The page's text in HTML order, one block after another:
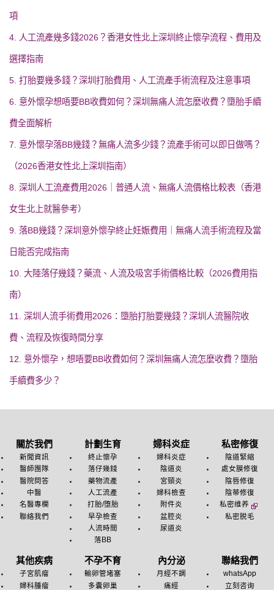
項
4. 人工流產幾多錢2026？香港女性北上深圳終止懷孕流程、費用及
選擇指南
5. 打胎要幾多錢？深圳打胎費用、人工流產手術流程及注意事項
6. 意外懷孕想唔要BB收費如何？深圳無痛人流怎麼收費？墮胎手續
費全面解析
7. 意外懷孕落BB幾錢？無痛人流多少錢？流產手術可以即日做嗎？
（2026香港女性北上深圳指南）
8. 深圳人工流產費用2026｜普通人流、無痛人流價格比較表（香港
女生北上就醫參考）
9. 落BB幾錢？深圳意外懷孕終止妊娠費用｜無痛人流手術流程及當
日能否完成指南
10. 大陸落仔幾錢？藥流、人流及吸宮手術價格比較（2026費用指
南）
11. 深圳人流手術費用2026：墮胎打胎要幾錢？深圳人流醫院收
費、流程及恢復時間分享
12. 意外懷孕，想唔要BB收費如何？深圳無痛人流怎麼收費？墮胎
手續費多少？
關於我們
新聞資訊
醫師團隊
醫院問答
中醫
名醫專欄
聯絡我們
計劃生育
終止懷孕
落仔幾錢
藥物流產
人工流產
打胎/堕胎
早孕檢查
人流時間
落BB
婦科炎症
婦科炎症
陰道炎
宮頸炎
婦科檢查
附件炎
盆腔炎
尿道炎
私密修復
陰道緊縮
處女膜修復
陰唇修復
陰蒂修復
私密维养
私密脱毛
其他疾病
子宮肌瘤
婦科腫瘤
不孕不育
輸卵管堵塞
多囊卵巢
內分泌
月經不調
痛經
聯絡我們
whatsApp
立刻咨询